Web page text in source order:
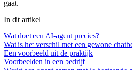
gaat.
In dit artikel
Wat doet een AI-agent precies?
Wat is het verschil met een gewone
Een voorbeeld uit de praktijk
Voorbeelden in een bedrijf